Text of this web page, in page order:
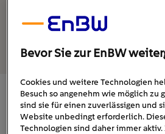
Jeep Avenger: Kompakter
Land, Fluss und Matsch
Bevor Sie zur EnBW
Cookies und weitere Technologien
Besuch so angenehm wie möglich zu
sind sie für einen zuverlässigen und
Website unbedingt erforderlich.
Technologien sind daher immer aktiv.